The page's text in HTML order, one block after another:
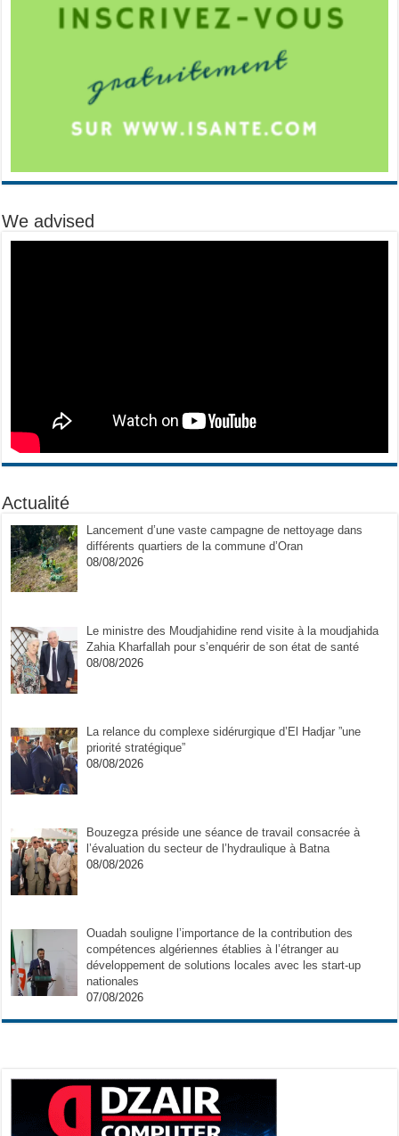
We advised
Actualité
Lancement d’une vaste campagne de nettoyage dans
différents quartiers de la commune d’Oran
08/08/2026
Le ministre des Moudjahidine rend visite à la moudjahida
Zahia Kharfallah pour s’enquérir de son état de santé
08/08/2026
La relance du complexe sidérurgique d’El Hadjar ”une
priorité stratégique”
08/08/2026
Bouzegza préside une séance de travail consacrée à
l’évaluation du secteur de l’hydraulique à Batna
08/08/2026
Ouadah souligne l’importance de la contribution des
compétences algériennes établies à l’étranger au
développement de solutions locales avec les start-up
nationales
07/08/2026